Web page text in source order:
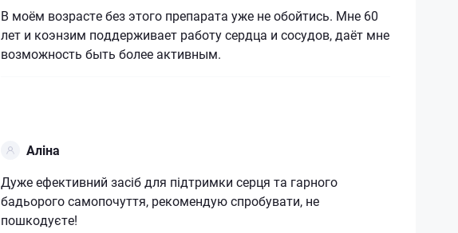
В моём возрасте без этого препарата уже не обойтись. Мне 60
лет и коэнзим поддерживает работу сердца и сосудов, даёт мне
возможность быть более активным.
Аліна
Дуже ефективний засіб для підтримки серця та гарного
бадьорого самопочуття, рекомендую спробувати, не
пошкодуєте!